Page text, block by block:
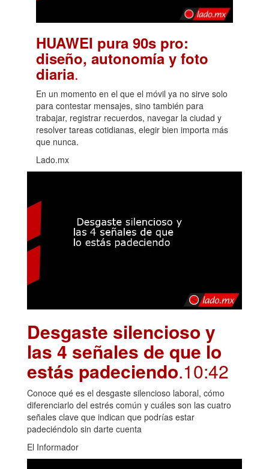
HUAWEI pura 90s pro:
diseño, autonomía y foto
diaria.
En un momento en el que el móvil ya no sirve solo
para contestar mensajes, sino también para
trabajar, registrar recuerdos, navegar la ciudad y
resolver tareas cotidianas, elegir bien importa más
que nunca.
Lado.mx
Desgaste silencioso y
las 4 señales de que lo
estás padeciendo.10:42
Conoce qué es el desgaste silencioso laboral, cómo
diferenciarlo del estrés común y cuáles son las cuatro
señales clave que indican que podrías estar
padeciéndolo sin darte cuenta
El Informador